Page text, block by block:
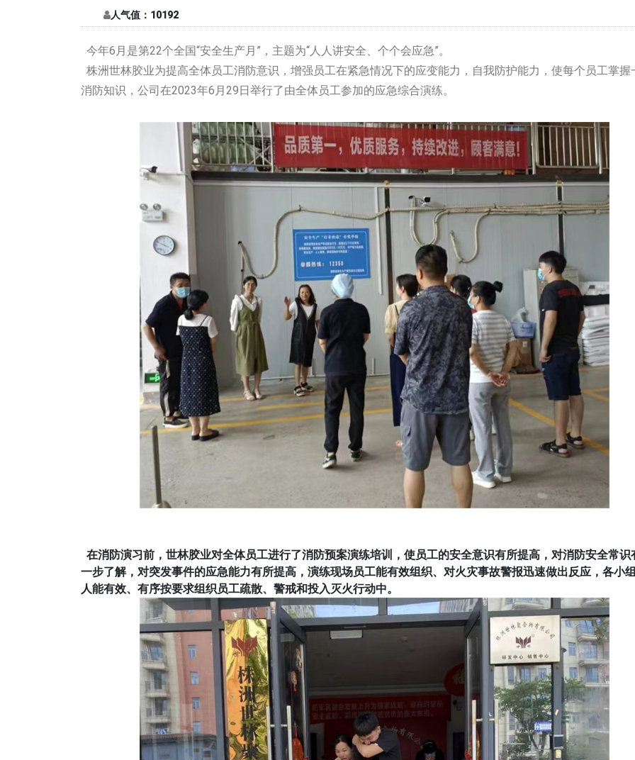
人气值： 10192
今年6月是第22个全国“安全生产月”，主题为“人人讲安全、个个会应急”。
株洲世林胶业为提高全体员工消防意识，增强员工在紧急情况下的应变能力，自我防护能力，使每个员工掌握
消防知识，公司在2023年6月29日举行了由全体员工参加的应急综合演练。
在消防演习前，世林胶业对全体员工进行了消防预案演练培训，使员工的安全意识有所提高，对消防安全常识
一步了解，对突发事件的应急能力有所提高，演练现场员工能有效组织、对火灾事故警报迅速做出反应，各小
人能有效、有序按要求组织员工疏散、警戒和投入灭火行动中。